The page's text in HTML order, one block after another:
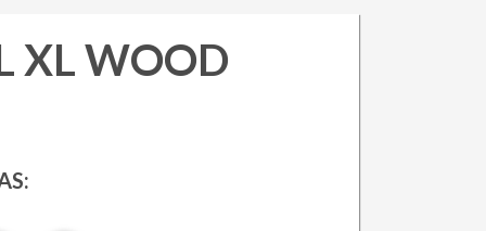
XL WOOD